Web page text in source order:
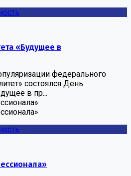
«Будущее в
федерального
состоялся День
в пр...